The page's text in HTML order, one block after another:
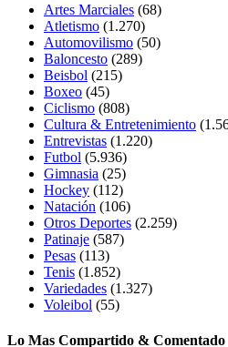
Artes Marciales (68)
Atletismo (1.270)
Automovilismo (50)
Baloncesto (289)
Beisbol (215)
Boxeo (45)
Ciclismo (808)
Cultura & Entretenimiento
Entrevistas (1.220)
Futbol (5.936)
Gimnasia (25)
Hockey (112)
Natación (106)
Otros Deportes (2.259)
Patinaje (587)
Pesas (113)
Tenis (1.852)
Variedades (1.327)
Voleibol (55)
Lo Mas Compartido & Comentado